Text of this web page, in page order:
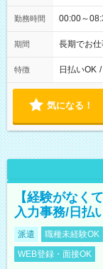
勤務時間 00:00～
期間 長期でお仕
特徴 日払いOK /
気になる！
【経験がなく
入力事務/日払
派遣 職種未経験OK
WEB登録・面接OK